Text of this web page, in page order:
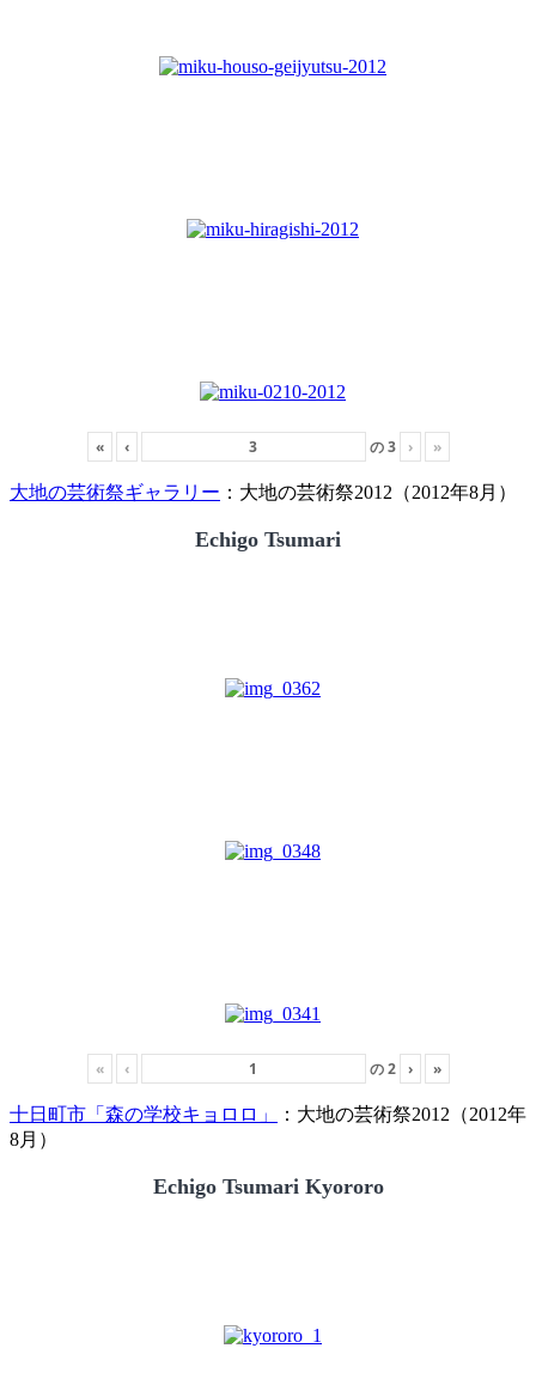
« ‹ の3 › »
大地の芸術祭ギャラリー ：大地の芸術祭2012（2012年8月）
Echigo Tsumari
« ‹ の2 › »
十日町市「森の学校キョロロ」
：大地の芸術祭2012（2012年
8月）
Echigo Tsumari Kyororo